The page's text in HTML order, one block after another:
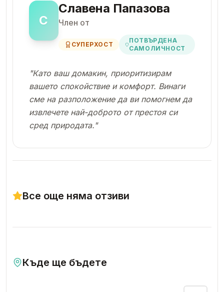
С
Славена Папазова
Член от
СУПЕРХОСТ
ПОТВЪРДЕНА
САМОЛИЧНОСТ
"Като ваш домакин, приоритизирам
вашето спокойствие и комфорт. Винаги
сме на разположение да ви помогнем да
извлечете най-доброто от престоя си
сред природата."
Все още няма отзиви
Къде ще бъдете